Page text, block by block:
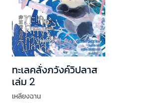
ทะเลคลั่งภวังค์วิปลาส
เล่ม 2
เหลียงฉาน